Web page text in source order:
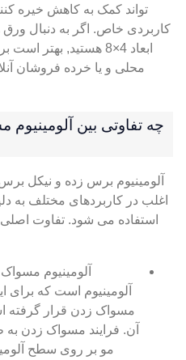
تواند کمک به کاهش خیره
کاربردی خاص. اگر به دنبال
ابعاد 4×8 هستید, بهتر
محلی و یا خرده فروشان
چه تفاوتی بین
آلومینیوم برس زده و نیکل
اغلب در کاربردهای مختلف به
استفاده می شود. تفاوت
آلومینیوم
آلومینیوم است که برای
مسواک زدن قرار
آن. فرایند مسواک زدن
مو بر روی سطح